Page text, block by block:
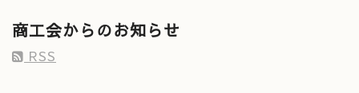
商工会からのお知らせ
RSS